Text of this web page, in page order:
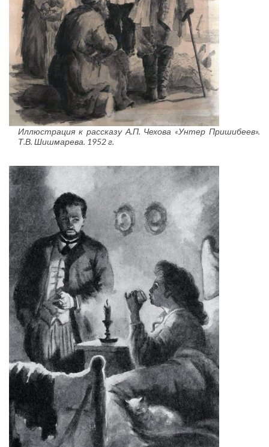
Иллюстрация к рассказу А.П. Чехова «Унтер Пришибеев».
Т.В. Шишмарева. 1952 г.